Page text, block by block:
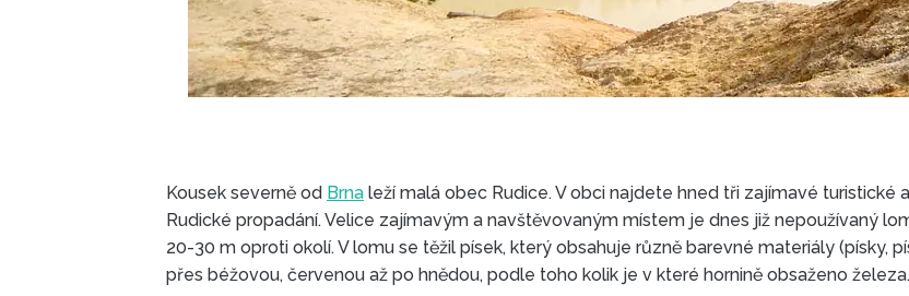
Kousek severně od Brna leží malá obec Rudice. V obci najdete hned tři zajímavé
Rudické propadání. Velice zajímavým a navštěvovaným místem je dnes již nepoužívaný
20-30 m oproti okolí. V lomu se těžil písek, který obsahuje různě barevné materiály (písky,
přes béžovou, červenou až po hnědou, podle toho kolik je v které hornině obsaženo železa.